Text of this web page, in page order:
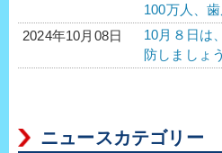
100万人、
2024年10月08日
10月８日は
防しましょう
ニュースカテゴリー